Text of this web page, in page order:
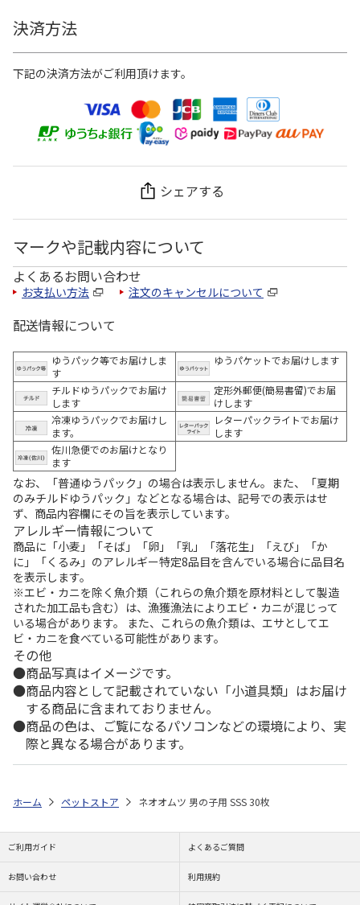
決済方法
下記の決済方法がご利用頂けます。
シェアする
マークや記載内容について
よくあるお問い合わせ
お支払い方法 注文のキャンセルについて
配送情報について
ゆうパック等でお届けしま
す
ゆうパケットでお届けします
チルドゆうパックでお届け
します
定形外郵便(簡易書留)でお届
けします
冷凍ゆうパックでお届けし
ます。
レターパックライトでお届け
します
佐川急便でのお届けとなり
ます
なお、「普通ゆうパック」の場合は表示しません。また、「夏期
のみチルドゆうパック」などとなる場合は、記号での表示はせ
ず、商品内容欄にその旨を表示しています。
アレルギー情報について
商品に「小麦」「そば」「卵」「乳」「落花生」「えび」「か
に」「くるみ」のアレルギー特定8品目を含んでいる場合に品目名
を表示します。
※エビ・カニを除く魚介類（これらの魚介類を原材料として製造
された加工品も含む）は、漁獲漁法によりエビ・カニが混じって
いる場合があります。 また、これらの魚介類は、エサとしてエ
ビ・カニを食べている可能性があります。
その他
商品写真はイメージです。
商品内容として記載されていない「小道具類」はお届け
する商品に含まれておりません。
商品の色は、ご覧になるパソコンなどの環境により、実
際と異なる場合があります。
ホーム ペットストア ネオオムツ 男の子用 SSS 30枚
ご利用ガイド よくあるご質問
お問い合わせ 利用規約